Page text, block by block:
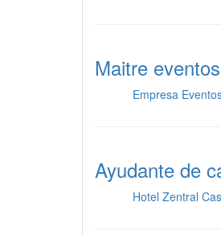
Maitre
Empresa
Ayudante de
Hotel Zentral